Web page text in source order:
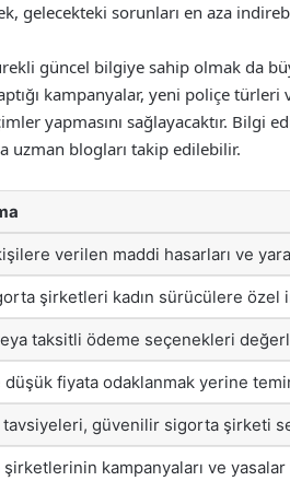
gelecekteki sorunları en aza
güncel bilgiye sahip olmak da
kampanyalar, yeni poliçe türleri
yapmasını sağlayacaktır. Bilgi
uzman blogları takip edilebilir.
verilen maddi hasarları ve
şirketleri kadın sürücülere
taksitli ödeme seçenekleri
düşük fiyata odaklanmak yerine
tavsiyeleri, güvenilir sigorta şirketi
kampanyaları ve